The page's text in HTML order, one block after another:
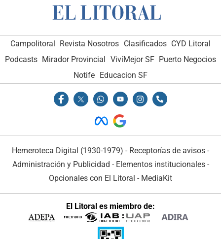
Campolitoral Revista Nosotros Clasificados CYD Litoral
Podcasts Mirador Provincial VivíMejor SF Puerto Negocios
Notife Educacion SF
Hemeroteca Digital (1930-1979) - Receptorías de avisos -
Administración y Publicidad - Elementos institucionales-
Opcionales con El Litoral - MediaKit
El Litoral es miembro de: